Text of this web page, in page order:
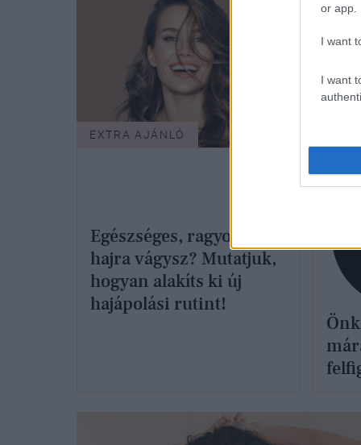
or app.
I want
I want
EXTRA AJÁNLÓ
Egészséges, ragyogó
hajra vágysz? Mutatjuk,
hogyan alakíts ki új
hajápolási rutint!